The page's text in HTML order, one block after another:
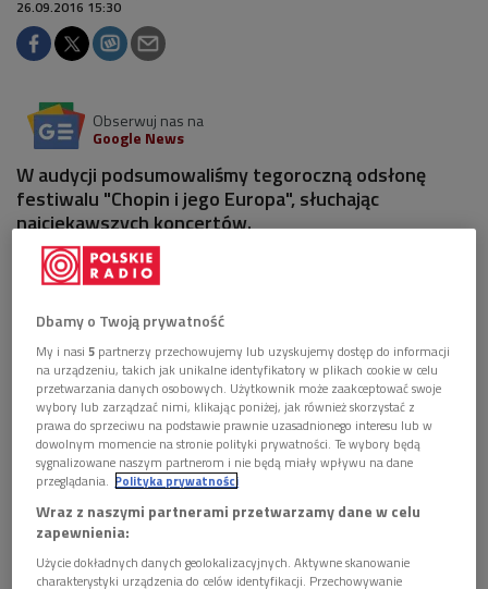
26.09.2016 15:30
Obserwuj nas na
Google News
W audycji podsumowaliśmy tegoroczną odsłonę
festiwalu "Chopin i jego Europa", słuchając
najciekawszych koncertów.
AUDIO 1 plik
 59'40
"Chopin i jego Europa 2016". Najlepsze nagrania
(Chopin osobisty/Dwójka)
Dbamy o Twoją prywatność
My i nasi 5 partnerzy przechowujemy lub uzyskujemy dostęp do informacji
na urządzeniu, takich jak unikalne identyfikatory w plikach cookie w celu
przetwarzania danych osobowych. Użytkownik może zaakceptować swoje
wybory lub zarządzać nimi, klikając poniżej, jak również skorzystać z
prawa do sprzeciwu na podstawie prawnie uzasadnionego interesu lub w
dowolnym momencie na stronie polityki prywatności. Te wybory będą
sygnalizowane naszym partnerom i nie będą miały wpływu na dane
przeglądania.
Polityka prywatności
Wraz z naszymi partnerami przetwarzamy dane w celu
zapewnienia:
Użycie dokładnych danych geolokalizacyjnych. Aktywne skanowanie
charakterystyki urządzenia do celów identyfikacji. Przechowywanie